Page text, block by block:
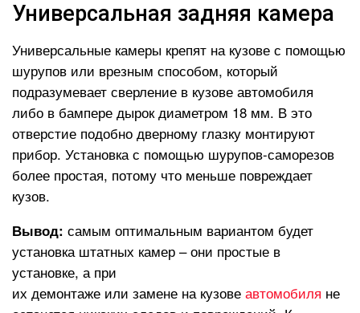
Универсальная задняя камера
Универсальные камеры крепят на кузове с помощью
шурупов или врезным способом, который
подразумевает сверление в кузове автомобиля
либо в бампере дырок диаметром 18 мм. В это
отверстие подобно дверному глазку монтируют
прибор. Установка с помощью шурупов-саморезов
более простая, потому что меньше повреждает
кузов.
Вывод: самым оптимальным вариантом будет
установка штатных камер – они простые в
установке, а при
их демонтаже или замене на кузове автомобиля не